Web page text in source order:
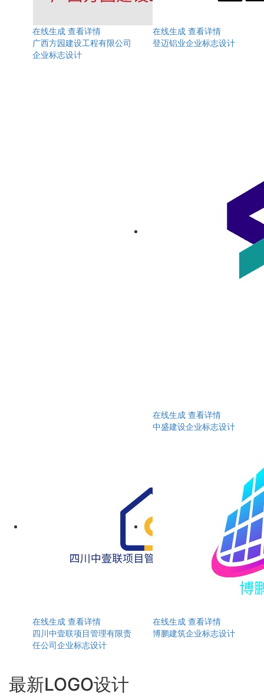
在线生成 查看详情
广西方园建设工程有限公司
企业标志设计
在线生成 查看详情
登迈铝业企业标志设计
在线生成 查看详情
中盛建设企业标志设计
在线生成 查看详情
四川中壹联项目管理有限责
任公司企业标志设计
在线生成 查看详情
博鹏建筑企业标志设计
最新LOGO设计